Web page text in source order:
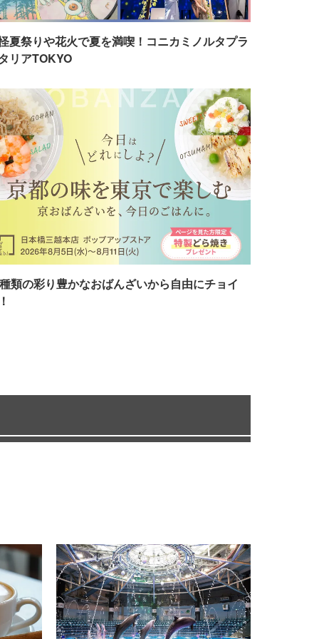
夏祭りや花火で夏を満喫！コニカミノルタプラ
リアTOKYO
類の彩り豊かなおばんざいから自由にチョイ